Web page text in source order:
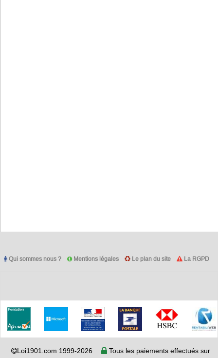
Qui sommes nous ? Mentions légales Le plan du site La RGPD
Loi1901.com 1999-2026
Tous les paiements effectués sur